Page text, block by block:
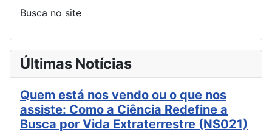
Busca no site
Últimas Notícias
Quem está nos vendo ou o que nos
assiste: Como a Ciência Redefine a
Busca por Vida Extraterrestre (NS021)